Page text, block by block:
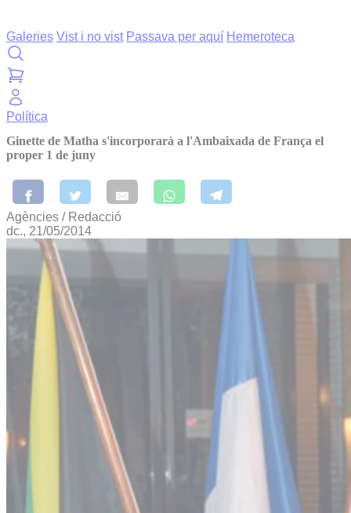
Galeries Vist i no vist Passava per aquí Hemeroteca
Política
Ginette de Matha s'incorporarà a l'Ambaixada de França el
proper 1 de juny
Agències / Redacció
dc., 21/05/2014